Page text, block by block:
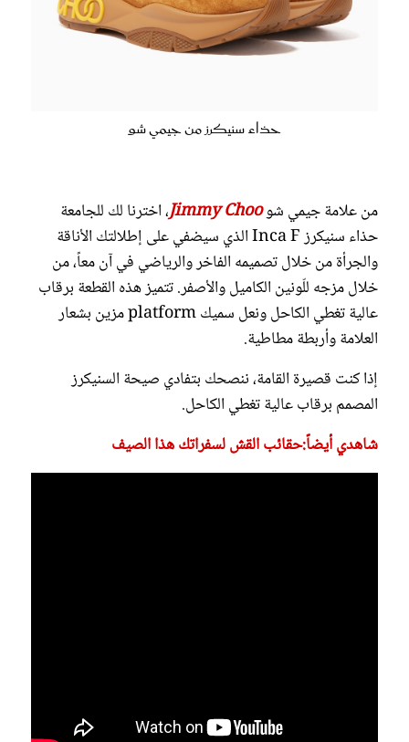
حذاء سنيكرز من جيمي شو
من علامة جيمي شوJimmy Choo
، اخترنا لك للجامعة
حذاء سنيكرز Inca F الذي سيضفي على إطلالتك الأناقة
والجرأة من خلال تصميمه الفاخر والرياضي في آن معاً، من
خلال مزجه للّونين الكاميل والأصفر. تتميز هذه القطعة برقاب
عالية تغطي الكاحل ونعل سميك platform مزين بشعار
العلامة وأربطة مطاطية.
إذا كنت قصيرة القامة، ننصحك بتفادي صيحة السنيكرز
المصمم برقاب عالية تغطي الكاحل.
شاهدي أيضاً:حقائب القش لسفراتك هذا الصيف